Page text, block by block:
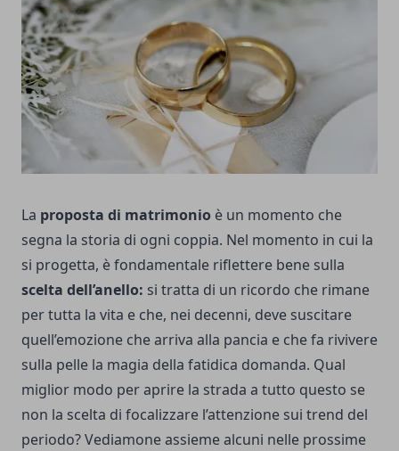
La proposta di matrimonio è un momento che
segna la storia di ogni coppia. Nel momento in cui la
si progetta, è fondamentale riflettere bene sulla
scelta dell’anello: si tratta di un ricordo che rimane
per tutta la vita e che, nei decenni, deve suscitare
quell’emozione che arriva alla pancia e che fa rivivere
sulla pelle la magia della fatidica domanda. Qual
miglior modo per aprire la strada a tutto questo se
non la scelta di focalizzare l’attenzione sui trend del
periodo? Vediamone assieme alcuni nelle prossime